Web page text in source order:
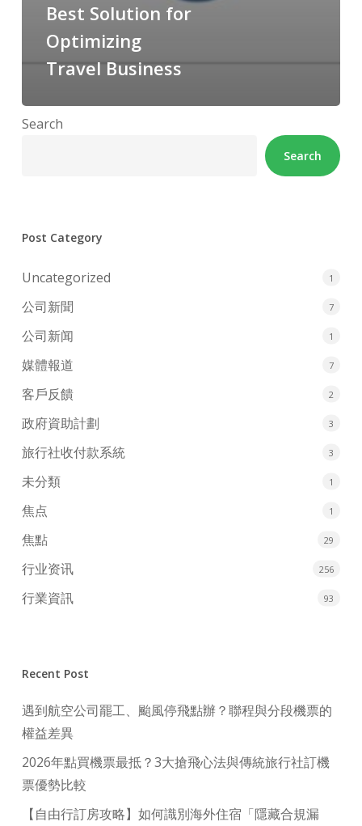
Best Solution for
Optimizing
Travel Business
Search
Search
Post Category
Uncategorized 1
公司新聞 7
公司新闻 1
媒體報道 7
客戶反饋 2
政府資助計劃 3
旅行社收付款系統 3
未分類 1
焦点 1
焦點 29
行业资讯 256
行業資訊 93
Recent Post
遇到航空公司罷工、颱風停飛點辦？聯程與分段機票的
權益差異
2026年點買機票最抵？3大搶飛心法與傳統旅行社訂機
票優勢比較
【自由行訂房攻略】如何識別海外住宿「隱藏合規漏